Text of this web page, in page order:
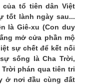
tổ tiên dân Việt
tốt lành ngày sau...
là Giê-xu (Con duy
mở cửa phần mộ
sự chết để kết nối
sống là Cha Trời,
phán qua tiên tri
ở nơi đầu cùng đất